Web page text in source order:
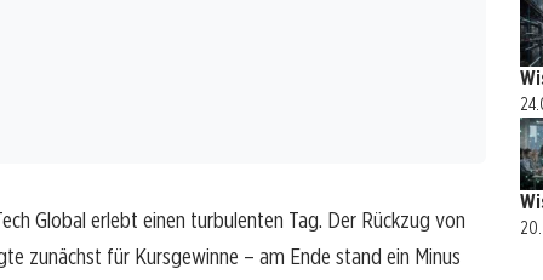
Global erlebt einen turbulenten Tag. Der Rückzug von
zunächst für Kursgewinne – am Ende stand ein Minus